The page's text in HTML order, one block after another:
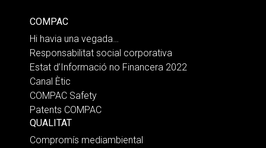
COMPAC
Hi havia una vegada…
Responsabilitat social corporativa
Estat d’Informació no Financera 2022
Canal Ètic
COMPAC Safety
Patents COMPAC
QUALITAT
Compromís mediambiental